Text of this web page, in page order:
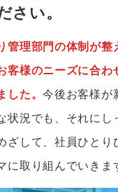
さい。
管理部門の体制が整
客様のニーズに合わ
した。今後お客様が
状況でも、それにし
ざして、社員ひとり
に取り組んでいきま